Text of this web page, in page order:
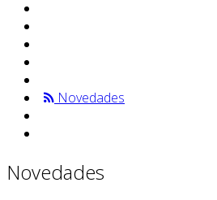
Novedades
Novedades